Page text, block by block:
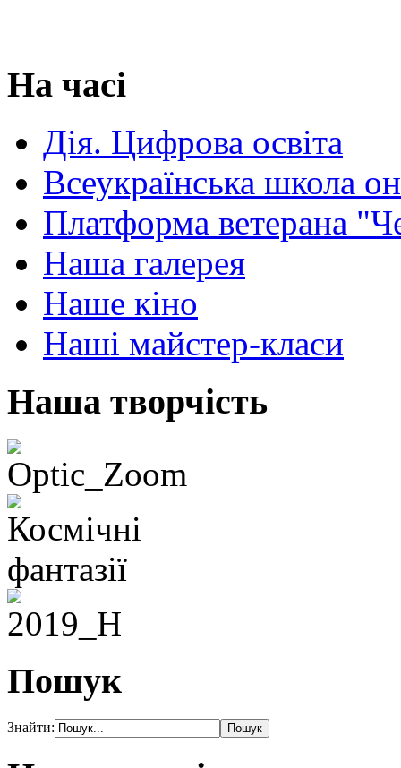
На часі
Дія. Цифрова освіта
Всеукраїнська школа
Платформа ветерана
Наша галерея
Наше кіно
Наші майстер-класи
Наша творчість
Пошук
Знайти: